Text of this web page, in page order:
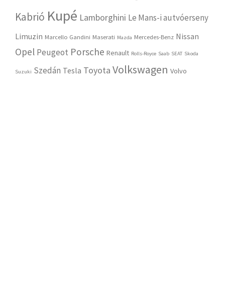
Kabrió Kupé Lamborghini Le Mans-i autvóerseny
Limuzin Marcello Gandini Maserati Mazda Mercedes-Benz Nissan
Opel Peugeot Porsche Renault Rolls-Royce Saab SEAT Skoda
Suzuki Szedán Tesla Toyota Volkswagen Volvo